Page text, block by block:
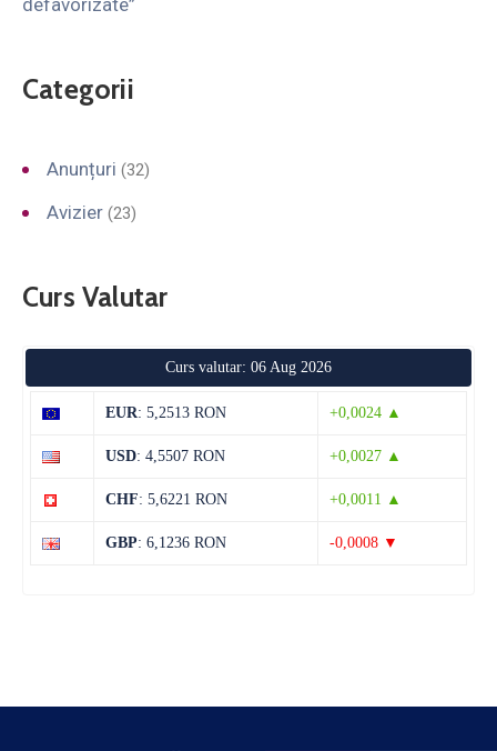
defavorizate”
Categorii
Anunțuri (32)
Avizier (23)
Curs Valutar
Curs valutar: 06 Aug 2026
EUR: 5,2513 RON +0,0024 ▲
USD: 4,5507 RON +0,0027 ▲
CHF: 5,6221 RON +0,0011 ▲
GBP: 6,1236 RON -0,0008 ▼